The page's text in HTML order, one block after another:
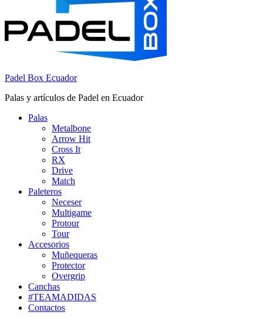
Padel Box Ecuador
Palas y artículos de Padel en Ecuador
Palas
Metalbone
Arrow Hit
Cross It
RX
Drive
Match
Paleteros
Neceser
Multigame
Protour
Tour
Accesorios
Muñequeras
Protector
Overgrip
Canchas
#TEAMADIDAS
Contactos